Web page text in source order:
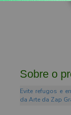
Sobre o
Evite refugos e
da Arte da Zap